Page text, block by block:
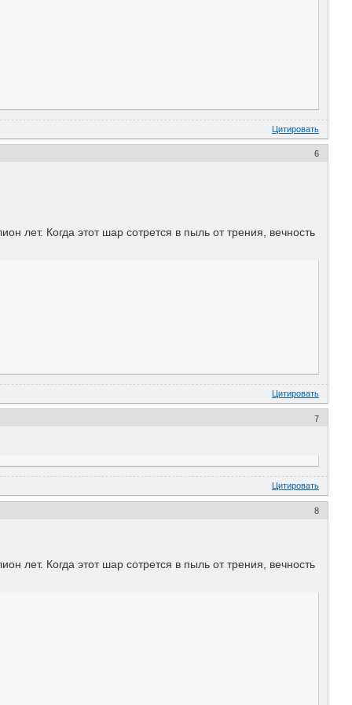
Цитировать
6
лет. Когда этот шар сотрется в пыль от трения, вечность
Цитировать
7
Цитировать
8
лет. Когда этот шар сотрется в пыль от трения, вечность